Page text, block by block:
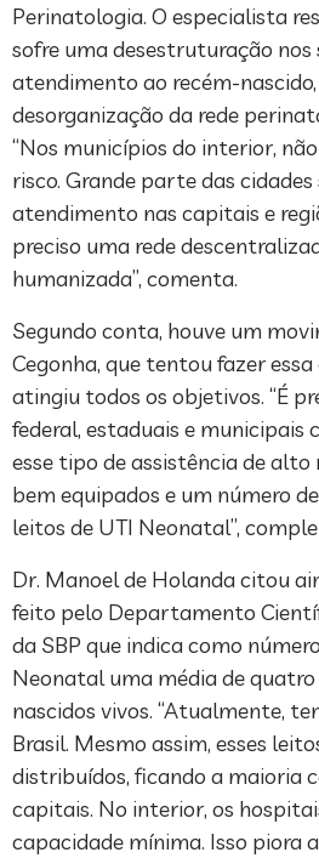
Perinatologia. O especialista
sofre uma desestruturação nos
atendimento ao recém-
desorganização da rede
“Nos municípios do interior,
risco. Grande parte das
atendimento nas capitais e
preciso uma rede
humanizada”, comenta.
Segundo conta, houve um
Cegonha, que tentou fazer
atingiu todos os objetivos. “É
federal, estaduais e municipais
esse tipo de assistência de alto
bem equipados e um número
leitos de UTI Neonatal”,
Dr. Manoel de Holanda citou
feito pelo Departamento
da SBP que indica como
Neonatal uma média de
nascidos vivos. “Atualmente,
Brasil. Mesmo assim, esses
distribuídos, ficando a maioria
capitais. No interior, os
capacidade mínima. Isso piora